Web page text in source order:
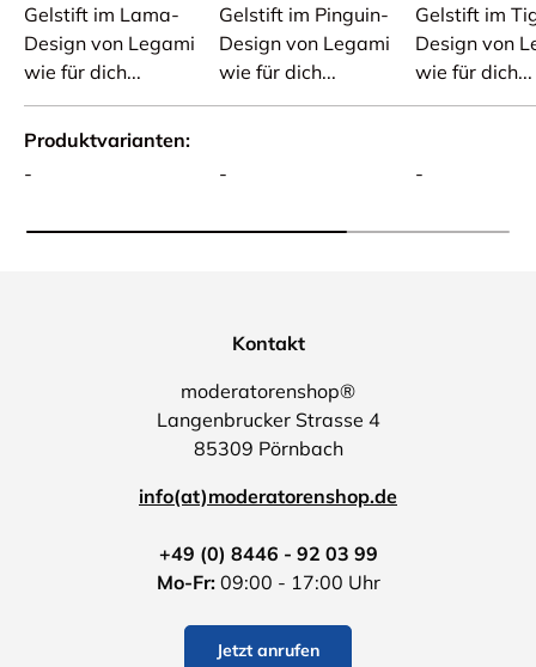
Gelstift im Lama-
Design von Legami
wie für dich...
Gelstift im Pinguin-
Design von Legami
wie für dich...
Gelstift im
Design von
wie für dich...
Produktvarianten
-
- -
Kontakt
moderatorenshop®
Langenbrucker Strasse 4
85309 Pörnbach
info(at)moderatorenshop.de
+49 (0) 8446 - 92 03 99
Mo-Fr:09:00 - 17:00 Uhr
Jetzt anrufen